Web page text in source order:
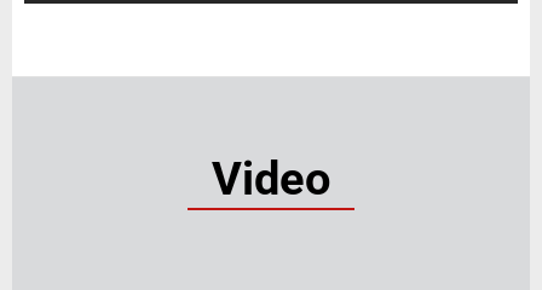
Video